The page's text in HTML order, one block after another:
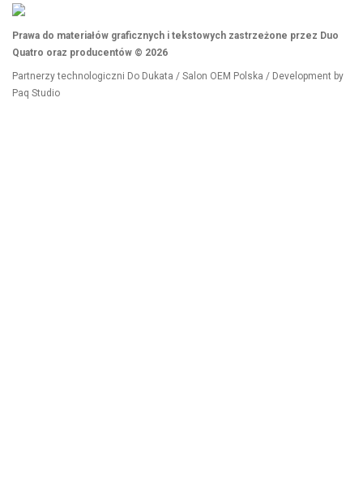
Prawa do materiałów graficznych i tekstowych zastrzeżone przez Duo
Quatro oraz producentów © 2026
Partnerzy technologiczni Do Dukata / Salon OEM Polska / Development by
Paq Studio